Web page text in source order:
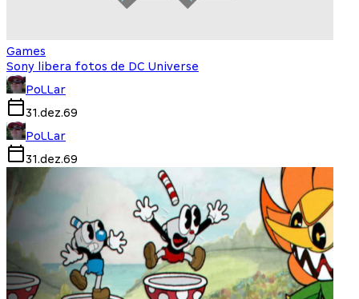
Games
Sony libera fotos de DC Universe
PoLLar
31.dez.69
PoLLar
31.dez.69